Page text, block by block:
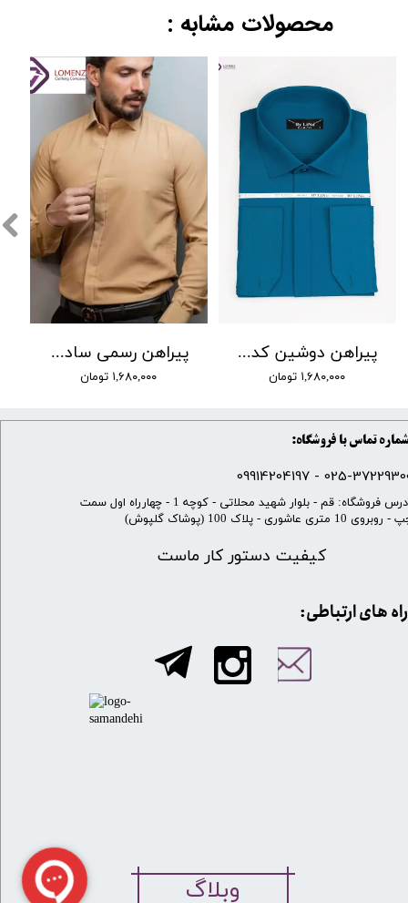
پیراهن رسمی ساده کت شلواری اسلیم فیت دوشین
۱,۶۸۰,۰۰۰ تومان
پیراهن دوشین کد 22
۱,۶۸۰,۰۰۰ تومان
محصولات مشابه :
شماره تماس با فروشگاه:
025-37229300 -
کیفیت دستور کار ماست
​آدرس فروشگاه: قم - بلوار شهید محلاتی - کوچه 1 - چهارراه اول سمت
10 متری عاشوری - پلاک 100 (پوشاک گلپوش)
​​راه های ارتباطی:
وبلاگ